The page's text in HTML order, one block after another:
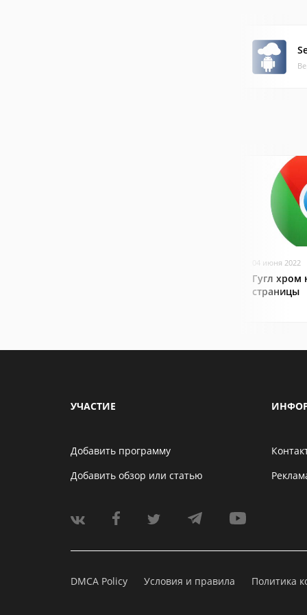
04 июня 2022
Гугл хром
страницы
УЧАСТИЕ
Добавить программу
Добавить обзор или статью
DMCA Policy Условия и правила Политика